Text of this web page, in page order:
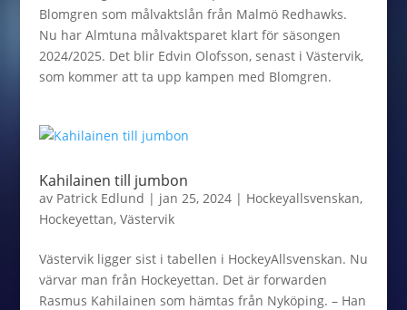
Blomgren som målvaktslån från Malmö Redhawks.
Nu har Almtuna målvaktsparet klart för säsongen
2024/2025. Det blir Edvin Olofsson, senast i Västervik,
som kommer att ta upp kampen med Blomgren.
Kahilainen till jumbon
av Patrick Edlund | jan 25, 2024| Hockeyallsvenskan,
Hockeyettan, Västervik
Västervik ligger sist i tabellen i HockeyAllsvenskan. Nu
värvar man från Hockeyettan. Det är forwarden
Rasmus Kahilainen som hämtas från Nyköping. – Han